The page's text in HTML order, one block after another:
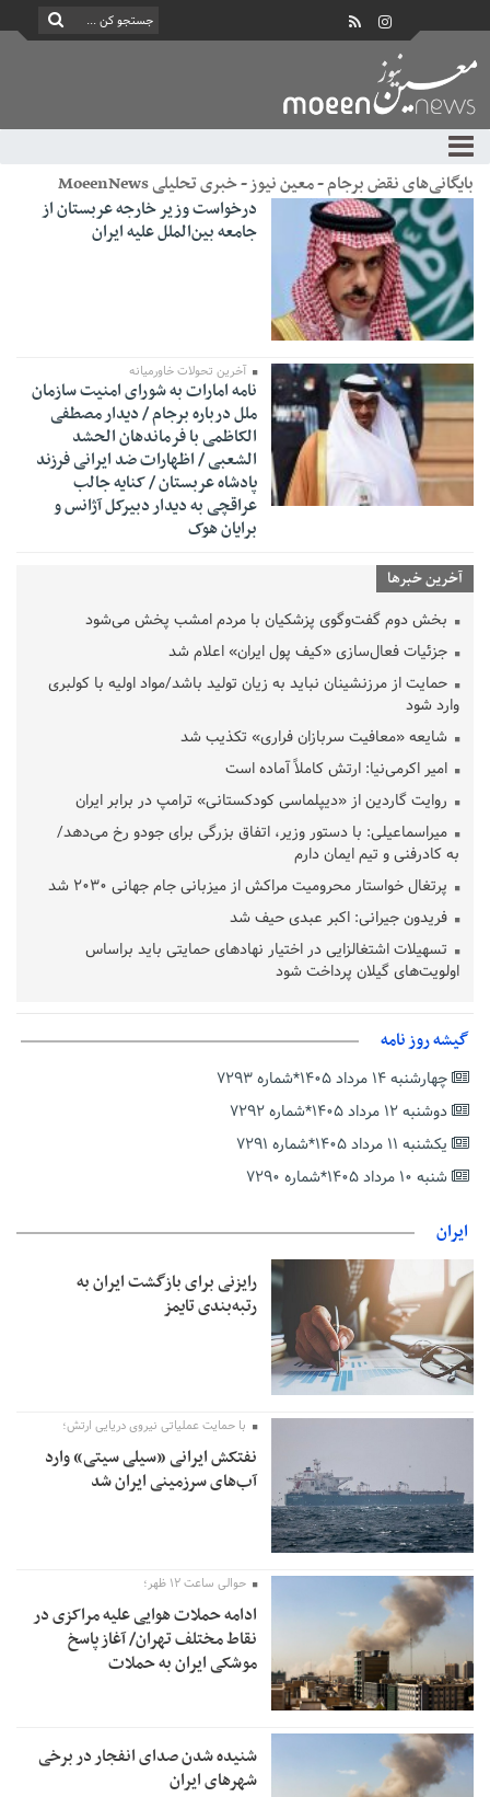
بایگانی‌های نقض برجام - معین نیوز - خبری تحلیلی MoeenNews
درخواست وزیر خارجه عربستان از
جامعه بین‌الملل علیه ایران
آخرین تحولات خاورمیانه
نامه امارات به شورای امنیت سازمان
ملل درباره برجام / دیدار مصطفی
الکاظمی با فرماندهان الحشد
الشعبی / اظهارات ضد ایرانی فرزند
پادشاه عربستان / کنایه جالب
عراقچی به دیدار دبیرکل آژانس و
برایان هوک
آخرین خبرها
بخش دوم گفت‌وگوی پزشکیان با مردم امشب پخش می‌شود
جزئیات فعال‌سازی «کیف پول ایران» اعلام شد
حمایت از مرزنشینان نباید به زیان تولید باشد/مواد اولیه با کولبری
وارد شود
شایعه «معافیت سربازان فراری» تکذیب شد
امیر اکرمی‌نیا: ارتش کاملاً آماده است
روایت گاردین از «دیپلماسی کودکستانی» ترامپ در برابر ایران
میراسماعیلی: با دستور وزیر، اتفاق بزرگی برای جودو رخ می‌دهد/
به کادرفنی و تیم ایمان دارم
پرتغال خواستار محرومیت مراکش از میزبانی جام جهانی ۲۰۳۰ شد
فریدون جیرانی: اکبر عبدی حیف شد
تسهیلات اشتغالزایی در اختیار نهادهای حمایتی باید براساس
اولویت‌های گیلان پرداخت شود
دفتر رهبر انقلاب: مطالب خارج از مراجع رسمی فاقد سندیت است
بقائی: فضای مذاکرات فنی و سیاسی ایران و عمان درباره تنگه هرمز،
مثبت است
رئیس سازمان جهاد کشاورزی استان: کشاورزان گیلان نسبت به
دریافت یارانه کود اقدام کنند
گیشه روز نامه
چهارشنبه ۱۴ مرداد ۱۴۰۵*شماره ۷۲۹۳
دوشنبه ۱۲ مرداد ۱۴۰۵*شماره ۷۲۹۲
یکشنبه ۱۱ مرداد ۱۴۰۵*شماره ۷۲۹۱
شنبه ۱۰ مرداد ۱۴۰۵*شماره ۷۲۹۰
ایران
رایزنی برای بازگشت ایران به
رتبه‌بندی تایمز
با حمایت عملیاتی نیروی دریایی ارتش؛
نفتکش ایرانی «سیلی سیتی» وارد
آب‌های سرزمینی ایران شد
حوالی ساعت ۱۲ ظهر؛
ادامه حملات هوایی علیه مراکزی در
نقاط مختلف تهران/ آغاز پاسخ
موشکی ایران به حملات
شنیده شدن صدای انفجار در برخی
شهرهای ایران